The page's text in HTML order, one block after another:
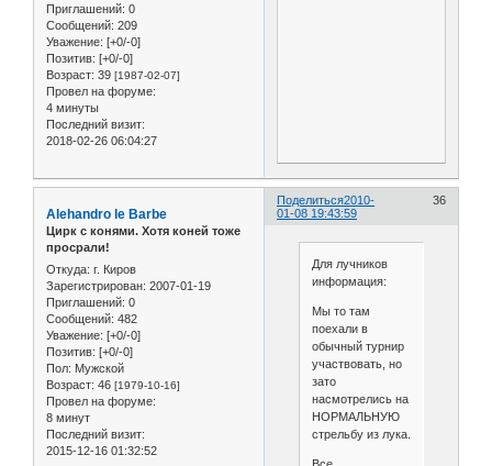
Приглашений: 0
Сообщений: 209
Уважение: [+0/-0]
Позитив: [+0/-0]
Возраст: 39 [1987-02-07]
Провел на форуме:
4 минуты
Последний визит:
2018-02-26 06:04:27
Поделиться 36
2010-
01-08 19:43:59
Alehandro le Barbe
Цирк с конями. Хотя коней тоже
просрали!
Откуда: г. Киров
Зарегистрирован: 2007-01-19
Приглашений: 0
Сообщений: 482
Уважение: [+0/-0]
Позитив: [+0/-0]
Пол: Мужской
Возраст: 46 [1979-10-16]
Провел на форуме:
8 минут
Последний визит:
2015-12-16 01:32:52
Для лучников
информация:
Мы то там
поехали в
обычный турнир
участвовать, но
зато
насмотрелись на
НОРМАЛЬНУЮ
стрельбу из лука.